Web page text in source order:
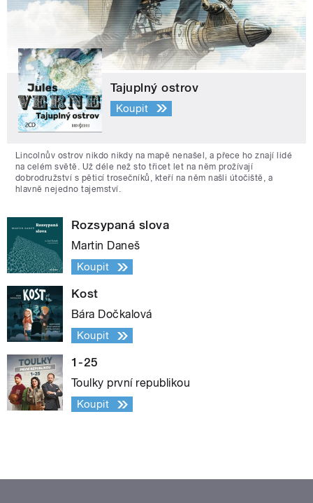
Tajuplný ostrov
Koupit
Lincolnův ostrov nikdo nikdy na mapě nenašel, a přece ho znají lidé
na celém světě. Už déle než sto třicet let na něm prožívají
dobrodružství s pěticí trosečníků, kteří na něm našli útočiště, a
hlavně nejedno tajemství.
Rozsypaná slova
Martin Daneš
Koupit
Kost
Bára Dočkalová
Koupit
1-25
Toulky první republikou
Koupit